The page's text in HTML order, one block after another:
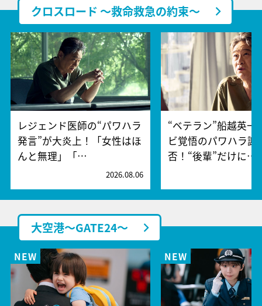
クロスロード ～救命救急の約束～
レジェンド医師の“パワハラ
発言”が大炎上！「女性はほ
んと無理」「…
2026.08.06
“ベテラン”船越英一
ビ覚悟のパワハラ謝
否！“後輩”だけに…
大空港～GATE24～